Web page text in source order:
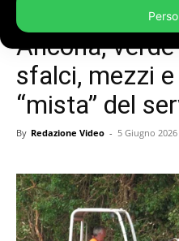
Ancona,
sfalci, mezzi
“mista” del
By Redazione Video - 5 Giugno 2026